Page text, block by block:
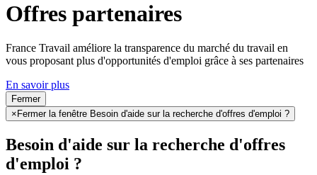
Offres partenaires
France Travail améliore la transparence du marché du travail en
vous proposant plus d'opportunités d'emploi grâce à ses partenaires
En savoir plus
Fermer
× Fermer la fenêtre Besoin d'aide sur la recherche d'offres d'emploi ?
Besoin d'aide sur la recherche d'offres
d'emploi ?